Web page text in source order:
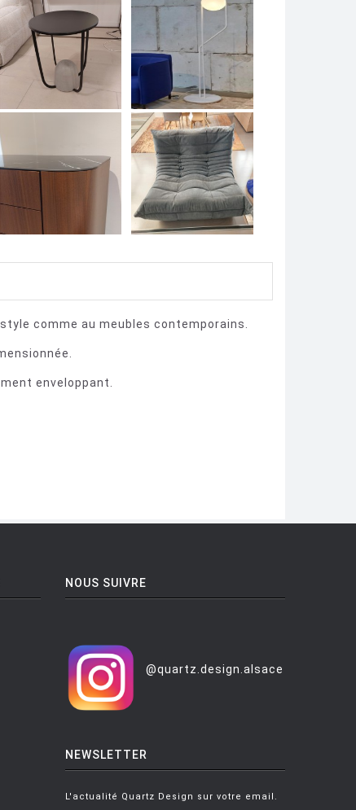
comme au meubles contemporains.
enveloppant.
NOUS SUIVRE
@quartz.design.alsace
NEWSLETTER
L'actualité Quartz Design sur votre email.